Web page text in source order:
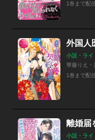
1巻まで配
外国人
小説・ライ
華藤りえ・
1巻まで配
小説・ライ